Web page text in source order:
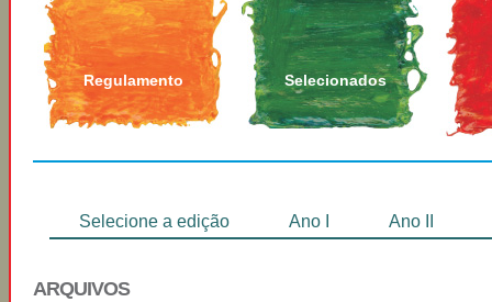
Regulamento Selecionados
Selecione a edição Ano I Ano II
ARQUIVOS